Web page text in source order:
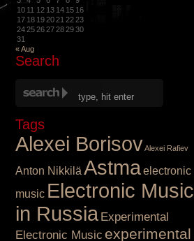
10 11 12 13 14 15 16
17 18 192021 2223
24252627282930
31
« Aug
Search
Tags
Alexei BorisovAlexei Rafiev
Anton Nikkilä Astmaelectronic
music Electronic Music
in Russia Experimental
Electronic Music experimental